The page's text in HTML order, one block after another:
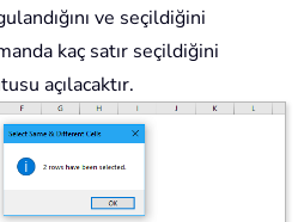
ve seçildiğini
kaç satır seçildiğini
açılacaktır.